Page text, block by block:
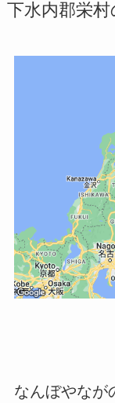
下水内郡栄
なんぼやなが